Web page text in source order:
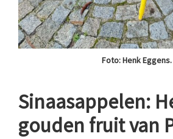
Foto: Henk Eggens.
Sinaasappelen:
gouden fruit van